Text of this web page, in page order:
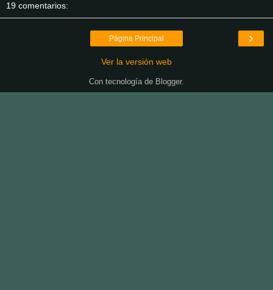
19 comentarios:
›
Página Principal
Ver la versión web
Con tecnología de Blogger.